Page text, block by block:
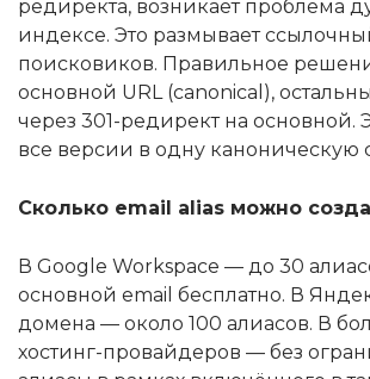
редиректа, возникает проблема
индексе. Это размывает
поисковиков. Правильное
основной URL (canonical),
через 301-редирект на основной.
все версии в одну каноническую
Сколько email alias можно
В Google Workspace — до 30
основной email бесплатно. В
домена — около 100 алиасов. В
хостинг-провайдеров — без